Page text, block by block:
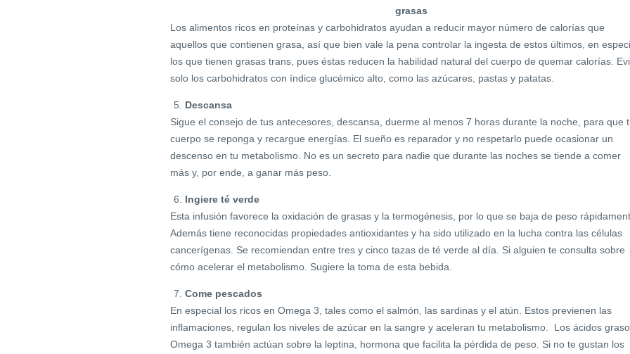
grasas
Los alimentos ricos en proteínas y carbohidratos ayudan a reducir mayor número de calorías que
aquellos que contienen grasa, así que bien vale la pena controlar la ingesta de estos últimos, en
los que tienen grasas trans, pues éstas reducen la habilidad natural del cuerpo de quemar calorías.
solo los carbohidratos con índice glucémico alto, como las azúcares, pastas y patatas.
Descansa
Sigue el consejo de tus antecesores, descansa, duerme al menos 7 horas durante la noche, para que
cuerpo se reponga y recargue energías. El sueño es reparador y no respetarlo puede ocasionar un
descenso en tu metabolismo. No es un secreto para nadie que durante las noches se tiende a comer
más y, por ende, a ganar más peso.
Ingiere té verde
Esta infusión favorece la oxidación de grasas y la termogénesis, por lo que se baja de peso
Además tiene reconocidas propiedades antioxidantes y ha sido utilizado en la lucha contra las células
cancerígenas. Se recomiendan entre tres y cinco tazas de té verde al día. Si alguien te consulta sobre
cómo acelerar el metabolismo. Sugiere la toma de esta bebida.
Come pescados
En especial los ricos en Omega 3, tales como el salmón, las sardinas y el atún. Estos previenen las
inflamaciones, regulan los niveles de azúcar en la sangre y aceleran tu metabolismo. Los ácidos
Omega 3 también actúan sobre la leptina, hormona que facilita la pérdida de peso. Si no te gustan los